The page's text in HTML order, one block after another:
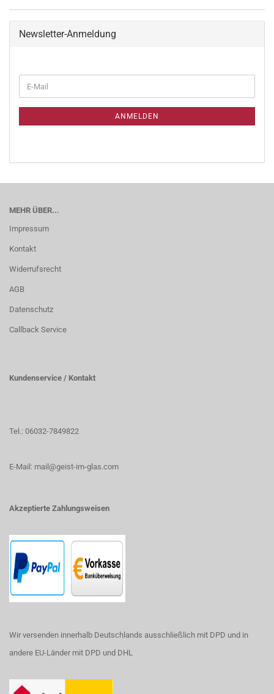
Newsletter-Anmeldung
ANMELDEN
MEHR ÜBER...
Impressum
Kontakt
Widerrufsrecht
AGB
Datenschutz
Callback Service
Kundenservice / Kontakt
Tel.: 06032-7849822
E-Mail: mail@geist-im-glas.com
Akzeptierte Zahlungsweisen
Wir versenden innerhalb Deutschlands ausschließlich mit DPD und in
andere EU-Länder mit DPD und DHL